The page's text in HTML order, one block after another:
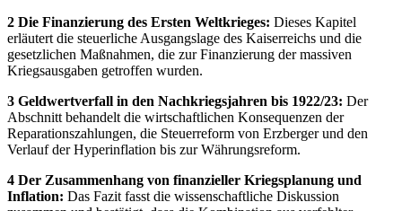
2 Die Finanzierung des Ersten Weltkrieges: Dieses Kapitel
erläutert die steuerliche Ausgangslage des Kaiserreichs und die
gesetzlichen Maßnahmen, die zur Finanzierung der massiven
Kriegsausgaben getroffen wurden.
3 Geldwertverfall in den Nachkriegsjahren bis 1922/23: Der
Abschnitt behandelt die wirtschaftlichen Konsequenzen der
Reparationszahlungen, die Steuerreform von Erzberger und den
Verlauf der Hyperinflation bis zur Währungsreform.
4 Der Zusammenhang von finanzieller Kriegsplanung und
Inflation: Das Fazit fasst die wissenschaftliche Diskussion